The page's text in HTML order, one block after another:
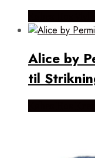
Alice by
til